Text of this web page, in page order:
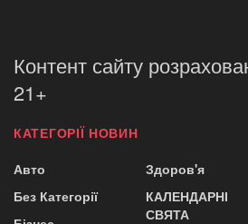
Контент сайту
21+
КАТЕГОРІЇ НОВИН
Авто
Без Категорії
Здоров'я
КАЛЕНДАРНІ
СВЯТА